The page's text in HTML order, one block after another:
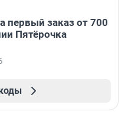
первый заказ от 700
Пятёрочка